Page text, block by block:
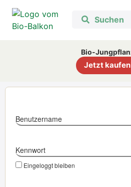
Bio-
Jetzt
Benutzername
Kennwort
Eingeloggt bleiben